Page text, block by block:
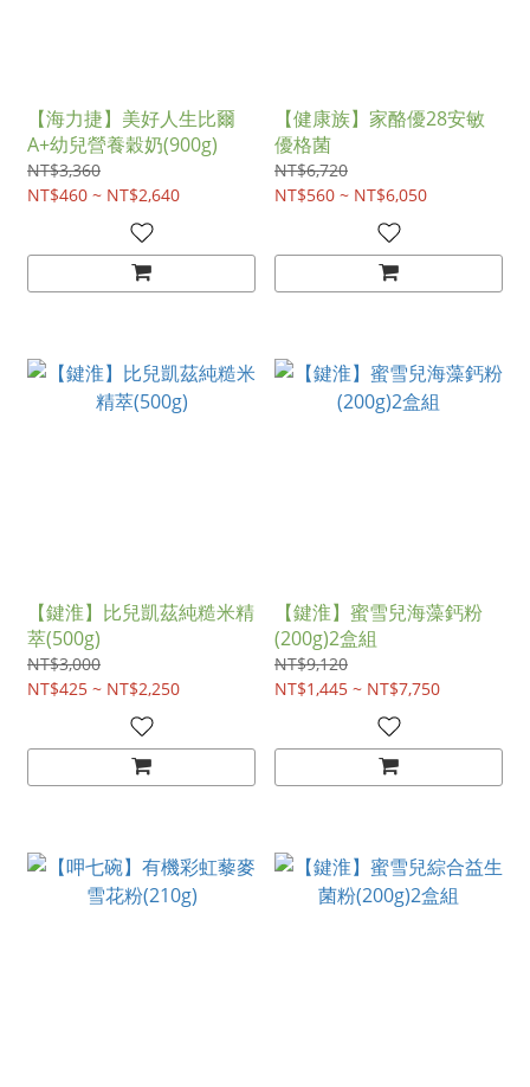
【海力捷】美好人生比爾
A+幼兒營養穀奶(900g)
NT$3,360
NT$460 ~ NT$2,640
【健康族】家酪優28安敏
優格菌
NT$6,720
NT$560 ~ NT$6,050
【鍵淮】比兒凱茲純糙米精
萃(500g)
NT$3,000
NT$425 ~ NT$2,250
【鍵淮】蜜雪兒海藻鈣粉
(200g)2盒組
NT$9,120
NT$1,445 ~ NT$7,750